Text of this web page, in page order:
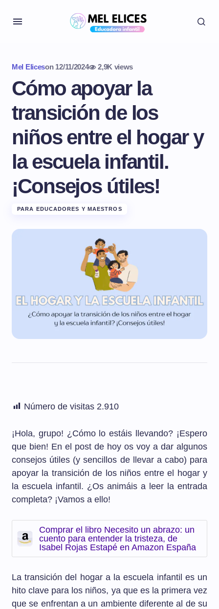
Mel Eliceson 12/11/2024 2,9K views
Cómo apoyar la
transición de los
niños entre el hogar y
la escuela infantil.
¡Consejos útiles!
PARA EDUCADORES Y MAESTROS
Número de visitas 2.910
¡Hola, grupo! ¿Cómo lo estáis llevando? ¡Espero
que bien! En el post de hoy os voy a dar algunos
consejos útiles (y sencillos de llevar a cabo) para
apoyar la transición de los niños entre el hogar y
la escuela infantil. ¿Os animáis a leer la entrada
completa? ¡Vamos a ello!
Comprar el libro Necesito un abrazo: un
cuento para entender la tristeza, de
Isabel Rojas Estapé en Amazon España
La transición del hogar a la escuela infantil es un
hito clave para los niños, ya que es la primera vez
que se enfrentan a un ambiente diferente al de su